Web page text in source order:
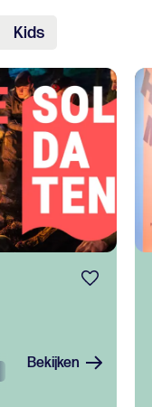
Kids
Expo Kids
Bekijken